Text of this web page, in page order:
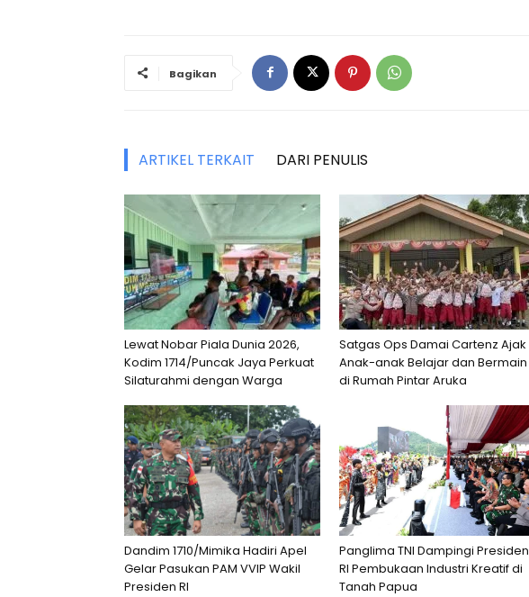
Bagikan
ARTIKEL TERKAIT DARI PENULIS
Lewat Nobar Piala Dunia 2026,
Kodim 1714/Puncak Jaya Perkuat
Silaturahmi dengan Warga
Satgas Ops Damai Cartenz Ajak
Anak-anak Belajar dan Bermain
di Rumah Pintar Aruka
Dandim 1710/Mimika Hadiri Apel
Gelar Pasukan PAM VVIP Wakil
Presiden RI
Panglima TNI Dampingi Presiden
RI Pembukaan Industri Kreatif di
Tanah Papua